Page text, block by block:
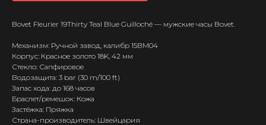
Bovet Fleurier 19Thirty Teal Blue Guilloché — мужские часы Bovet.
Механизм: Ручной завод, калибр 15BM04
Корпус: Красное золото 18K, 42 мм
Стекло: Сапфировое
Водозащита: 3 bar (30 m/100 ft)
Запас хода: до 168 часов
Браслет/ремешок: Кожа
Застёжка: Пряжка
Страна-производитель: Швейцария